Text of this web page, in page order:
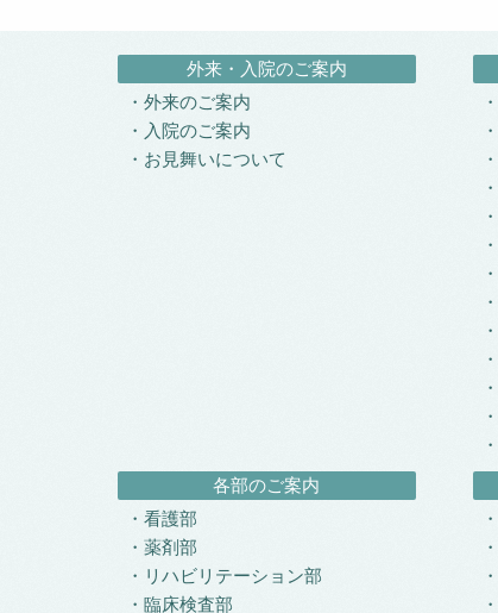
外来・入院のご案内
外来のご案内
入院のご案内
お見舞いについて
各部のご案内
看護部
薬剤部
リハビリテーション部
臨床検査部